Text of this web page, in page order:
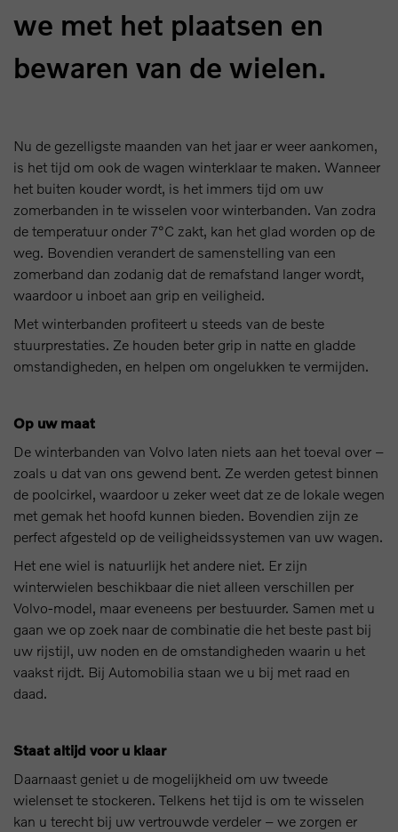
we met het plaatsen en
bewaren van de wielen.
Nu de gezelligste maanden van het jaar er weer aankomen,
is het tijd om ook de wagen winterklaar te maken. Wanneer
het buiten kouder wordt, is het immers tijd om uw
zomerbanden in te wisselen voor winterbanden. Van zodra
de temperatuur onder 7°C zakt, kan het glad worden op de
weg. Bovendien verandert de samenstelling van een
zomerband dan zodanig dat de remafstand langer wordt,
waardoor u inboet aan grip en veiligheid.
Met winterbanden profiteert u steeds van de beste
stuurprestaties. Ze houden beter grip in natte en gladde
omstandigheden, en helpen om ongelukken te vermijden.
Op uw maat
De winterbanden van Volvo laten niets aan het toeval over –
zoals u dat van ons gewend bent. Ze werden getest binnen
de poolcirkel, waardoor u zeker weet dat ze de lokale wegen
met gemak het hoofd kunnen bieden. Bovendien zijn ze
perfect afgesteld op de veiligheidssystemen van uw wagen.
Het ene wiel is natuurlijk het andere niet. Er zijn
winterwielen beschikbaar die niet alleen verschillen per
Volvo-model, maar eveneens per bestuurder. Samen met u
gaan we op zoek naar de combinatie die het beste past bij
uw rijstijl, uw noden en de omstandigheden waarin u het
vaakst rijdt. Bij Automobilia staan we u bij met raad en
daad.
Staat altijd voor u klaar
Daarnaast geniet u de mogelijkheid om uw tweede
wielenset te stockeren. Telkens het tijd is om te wisselen
kan u terecht bij uw vertrouwde verdeler – we zorgen er